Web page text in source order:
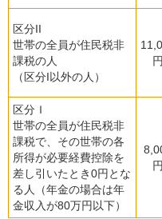
区分II
世帯の全員が住民税非
課税の人
（区分I以外の人）
円
区分Ｉ
世帯の全員が住民税非
課税で、その世帯の各
所得が必要経費控除を
差し引いたとき0円とな
る人（年金の場合は年
金収入が80万円以下）
円